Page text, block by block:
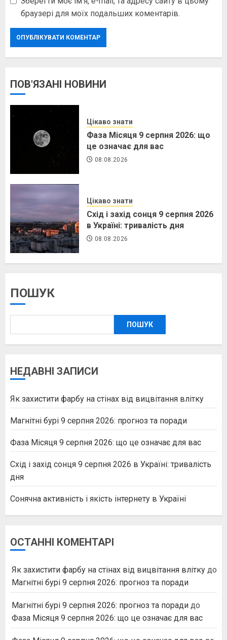
браузері для моїх подальших коментарів.
ПОВ'ЯЗАНІ НОВИНИ
Цікаво знати
Фаза Місяця 9 серпня 2026: що
це означає для вас
08.08.2026
Цікаво знати
Схід і захід сонця 9 серпня 2026
в Україні: тривалість дня
08.08.2026
ПОШУК
ПОШУК
НЕДАВНІ ЗАПИСИ
Як захистити фарбу на стінах від вицвітання влітку
Магнітні бурі 9 серпня 2026: прогноз та поради
Фаза Місяця 9 серпня 2026: що це означає для вас
Схід і захід сонця 9 серпня 2026 в Україні: тривалість
дня
Сонячна активність і якість інтернету в Україні
ОСТАННІ КОМЕНТАРІ
Як захистити фарбу на стінах від вицвітання влітку до
Магнітні бурі 9 серпня 2026: прогноз та поради
Магнітні бурі 9 серпня 2026: прогноз та поради до
Фаза Місяця 9 серпня 2026: що це означає для вас